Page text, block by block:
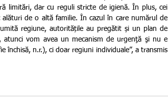
limitări, dar cu reguli stricte de igienă. În plus, cei
alături de o altă familie. În cazul în care numărul de
regiune, autoritățile au pregătit și un plan de
atunci vom avea un mecanism de urgenţă şi nu e
închisă, n.r.), ci doar regiuni individuale”, a transmis